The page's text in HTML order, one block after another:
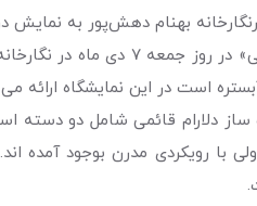
بهنام دهش‌پور به نمایش
است در این نمایشگاه ارائه
دلارام قائمی شامل دو دسته
با رویکردی مدرن بوجود